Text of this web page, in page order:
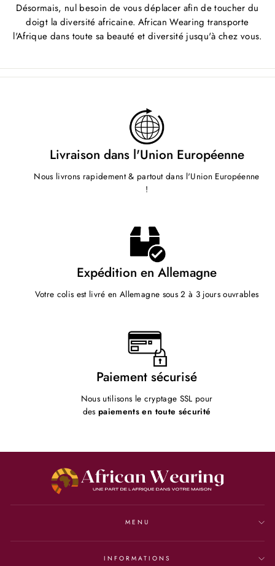
Désormais, nul besoin de vous déplacer afin de toucher du
doigt la diversité africaine. African Wearing transporte
l'Afrique dans toute sa beauté et diversité jusqu'à chez vous.
Livraison dans l'Union Européenne
Nous livrons rapidement & partout dans l'Union Européenne
!
Expédition en Allemagne
Votre colis est livré en Allemagne sous 2 à 3 jours ouvrables
Paiement sécurisé
Nous utilisons le cryptage SSL pour
despaiements en toute sécurité
MENU
INFORMATIONS